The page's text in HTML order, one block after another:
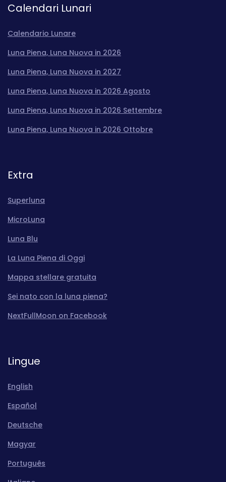
Calendari Lunari
Calendario Lunare
Luna Piena, Luna Nuova in 2026
Luna Piena, Luna Nuova in 2027
Luna Piena, Luna Nuova in 2026 Agosto
Luna Piena, Luna Nuova in 2026 Settembre
Luna Piena, Luna Nuova in 2026 Ottobre
Extra
Superluna
MicroLuna
Luna Blu
La Luna Piena di Oggi
Mappa stellare gratuita
Sei nato con la luna piena?
NextFullMoon on Facebook
Lingue
English
Español
Deutsche
Magyar
Português